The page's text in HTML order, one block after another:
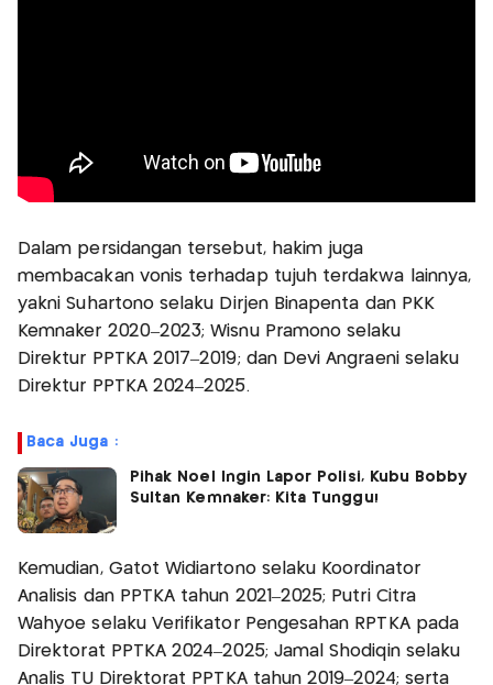
Dalam persidangan tersebut, hakim juga
membacakan vonis terhadap tujuh terdakwa lainnya,
yakni Suhartono selaku Dirjen Binapenta dan PKK
Kemnaker 2020–2023; Wisnu Pramono selaku
Direktur PPTKA 2017–2019; dan Devi Angraeni selaku
Direktur PPTKA 2024–2025.
Baca Juga :
Pihak Noel Ingin Lapor Polisi, Kubu Bobby
Sultan Kemnaker: Kita Tunggu!
Kemudian, Gatot Widiartono selaku Koordinator
Analisis dan PPTKA tahun 2021–2025; Putri Citra
Wahyoe selaku Verifikator Pengesahan RPTKA pada
Direktorat PPTKA 2024–2025; Jamal Shodiqin selaku
Analis TU Direktorat PPTKA tahun 2019–2024; serta